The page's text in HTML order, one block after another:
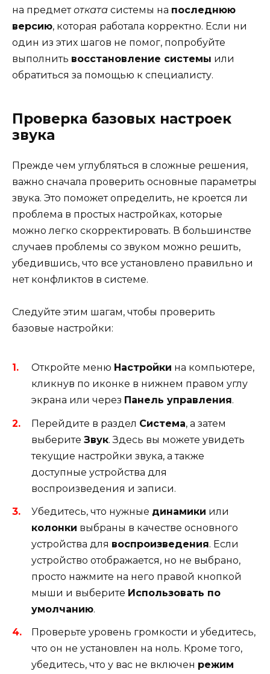
на предметотката системы на последнюю
версию, которая работала корректно. Если ни
один из этих шагов не помог, попробуйте
выполнить восстановление системы или
обратиться за помощью к специалисту.
Проверка базовых настроек
звука
Прежде чем углубляться в сложные решения,
важно сначала проверить основные параметры
звука. Это поможет определить, не кроется ли
проблема в простых настройках, которые
можно легко скорректировать. В большинстве
случаев проблемы со звуком можно решить,
убедившись, что все установлено правильно и
нет конфликтов в системе.
Следуйте этим шагам, чтобы проверить
базовые настройки:
Откройте меню Настройки на компьютере,
кликнув по иконке в нижнем правом углу
экрана или через Панель управления.
Перейдите в раздел Система, а затем
выберите Звук. Здесь вы можете увидеть
текущие настройки звука, а также
доступные устройства для
воспроизведения и записи.
Убедитесь, что нужные динамики или
колонки выбраны в качестве основного
устройства для воспроизведения. Если
устройство отображается, но не выбрано,
просто нажмите на него правой кнопкой
мыши и выберите Использовать по
умолчанию.
Проверьте уровень громкости и убедитесь,
что он не установлен на ноль. Кроме того,
убедитесь, что у вас не включен режим